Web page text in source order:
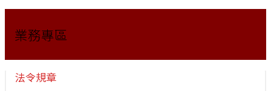
業務專區
法令規章